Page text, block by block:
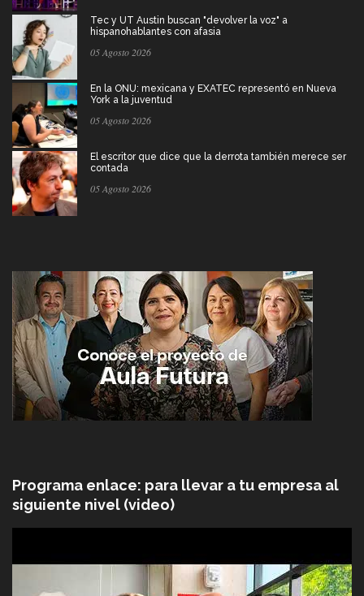
Tec y UT Austin buscan "devolver la voz" a
hispanohablantes con afasia
05 Agosto 2026
En la ONU: mexicana y EXATEC representó en Nueva
York a la juventud
05 Agosto 2026
El escritor que dice que la derrota también merece ser
contada
05 Agosto 2026
Programa enlace: para llevar a tu empresa al
siguiente nivel (video)